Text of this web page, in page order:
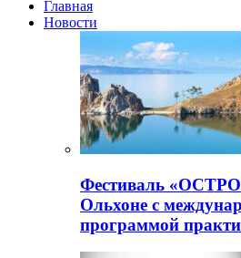
Главная
Новости
Фестиваль
Ольхоне с
программой